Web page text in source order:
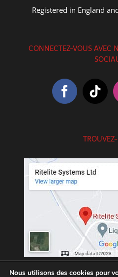
Registered in England
CONNECTEZ-VOUS AVEC
Nous utilisons des cookies pour